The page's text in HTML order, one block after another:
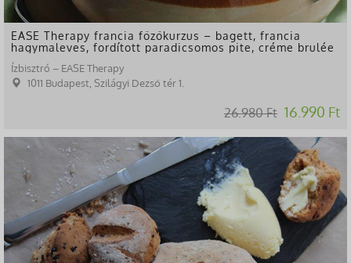
EASE Therapy francia főzőkurzus – bagett, francia
hagymaleves, fordított paradicsomos pite, créme brulée
Ízbisztró – EASE Therapy
1011 Budapest, Szilágyi Dezső tér 1.
26.980 Ft 16.990 Ft
-37%